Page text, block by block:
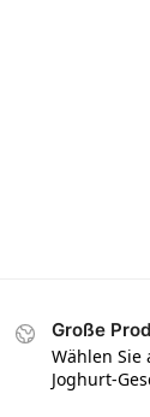
Große
Wählen Sie
Joghurt-